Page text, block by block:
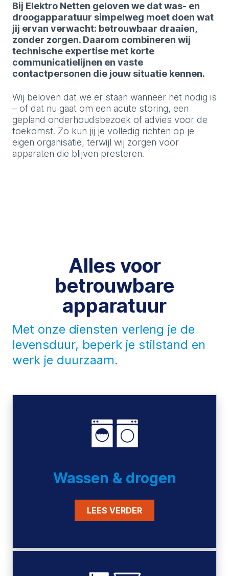
Bij Elektro Netten geloven we dat was- en
droogapparatuur simpelweg moet doen wat
jij ervan verwacht: betrouwbaar draaien,
zonder zorgen. Daarom combineren wij
technische expertise met korte
communicatielijnen en vaste
contactpersonen die jouw situatie kennen.
Wij beloven dat we er staan wanneer het nodig is
– of dat nu gaat om een acute storing, een
gepland onderhoudsbezoek of advies voor de
toekomst. Zo kun jij je volledig richten op je
eigen organisatie, terwijl wij zorgen voor
apparaten die blijven presteren.
Alles voor
betrouwbare
apparatuur
Met onze diensten verleng je de
levensduur, beperk je stilstand en
werk je duurzaam.
Wassen & drogen
LEES VERDER